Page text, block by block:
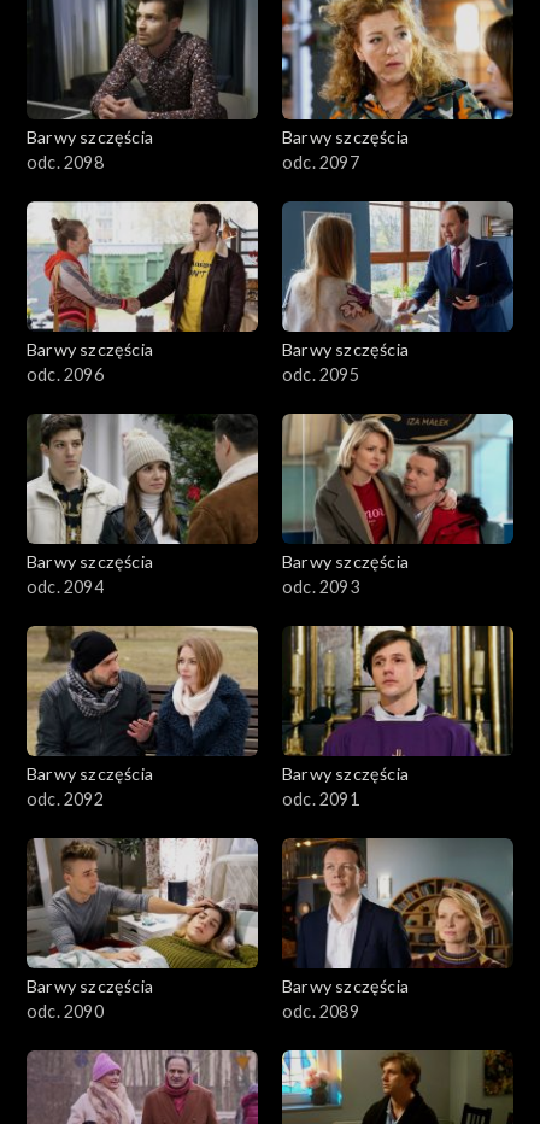
2801–2900
2701–2800
2501–2600
2401–2500
2301–2400
2201–2300
2101–2200
2001–2100
1801–1900
1701–1800
1601–1700
1501–1600
1401–1500
1301–1400
1101–1200
Barwy szczęścia
odc. 2098
Barwy szczęścia
odc. 2097
Barwy szczęścia
odc. 2096
Barwy szczęścia
odc. 2095
Barwy szczęścia
odc. 2094
Barwy szczęścia
odc. 2093
Barwy szczęścia
odc. 2092
Barwy szczęścia
odc. 2091
Barwy szczęścia
odc. 2090
Barwy szczęścia
odc. 2089